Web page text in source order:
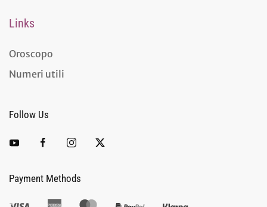
Links
Oroscopo
Numeri utili
Follow Us
Payment Methods